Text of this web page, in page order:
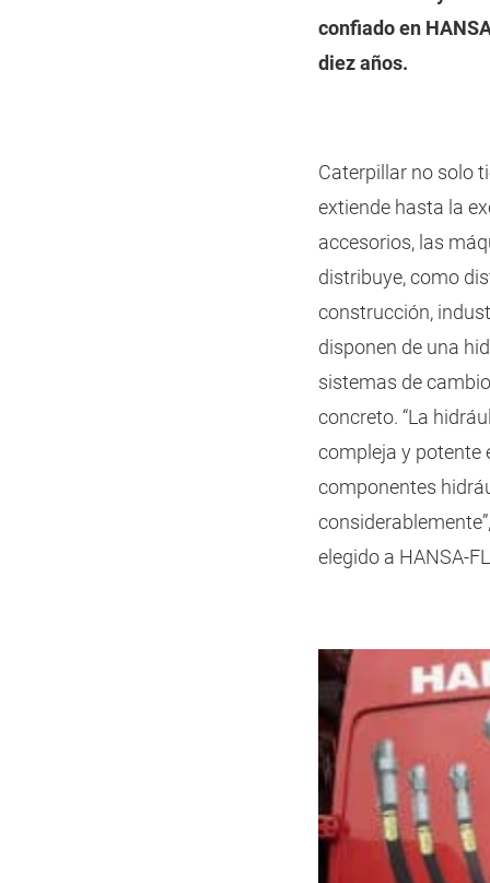
confiado en
diez años.
Caterpillar no solo
extiende hasta la
accesorios, las
distribuye, como
construcción,
disponen de una
sistemas de
concreto. “La
compleja y potente
componentes
elegido a